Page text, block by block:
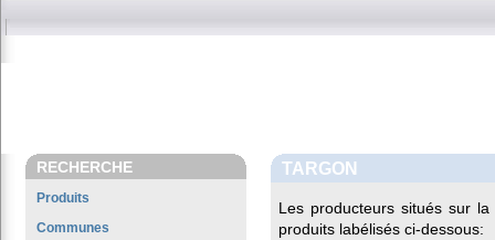
RECHERCHE
Produits
Communes
TARGON
Les producteurs situés sur
produits labélisés ci-dessous: